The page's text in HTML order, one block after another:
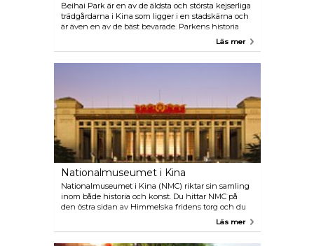
Beihai Park är en av de äldsta och största kejserliga
trädgårdarna i Kina som ligger i en stadskärna och
är även en av de bäst bevarade. Parkens historia
sträcker sig över 1 000 år och ligger precis bakom
Läs mer
Nationalmuseumet i Kina
Nationalmuseumet i Kina (NMC) riktar sin samling
inom både historia och konst. Du hittar NMC på
den östra sidan av Himmelska fridens torg och du
kan lätt tillbringa en hel dag här. Missa inte deLäs mer